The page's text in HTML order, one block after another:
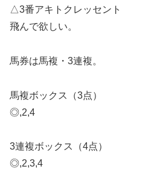
△3番アキトクレッセント
飛んで欲しい。
馬券は馬複・3連複。
馬複ボックス（3点）
◎,2,4
3連複ボックス（4点）
◎,2,3,4